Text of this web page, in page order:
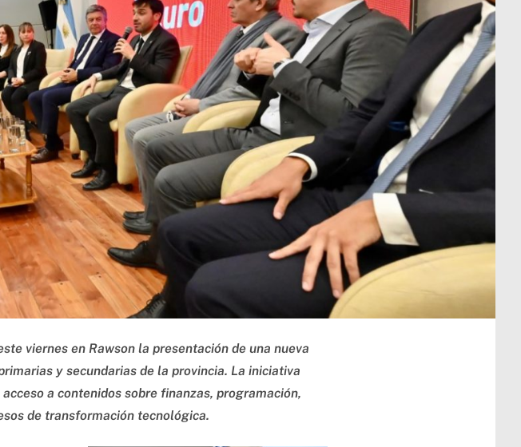
viernes en Rawson la presentación de una nueva
y secundarias de la provincia. La iniciativa
a contenidos sobre finanzas, programación,
de transformación tecnológica.